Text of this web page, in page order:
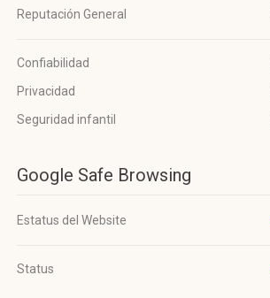
Reputación General
Confiabilidad
Privacidad
Seguridad infantil
Google Safe Browsing
Estatus del Website
Status